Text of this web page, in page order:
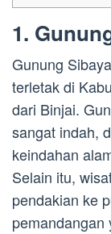
1.
Gunung
terletak di
dari Binjai.
sangat indah,
keindahan
Selain itu,
pendakian ke
pemandangan